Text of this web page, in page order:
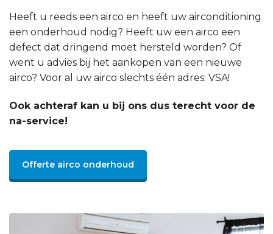
Heeft u reeds een airco en heeft uw airconditioning
een onderhoud nodig? Heeft uw een airco een
defect dat dringend moet hersteld worden? Of
went u advies bij het aankopen van een nieuwe
airco? Voor al uw airco slechts één adres: VSA!
Ook achteraf kan u bij ons dus terecht voor de
na-service!
Offerte airco onderhoud